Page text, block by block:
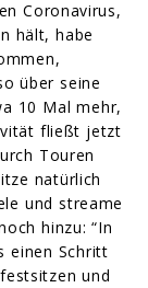
Coronavirus,
hält, habe
über seine
10 Mal mehr,
fließt jetzt
Touren
natürlich
und streame
hinzu: “In
einen Schritt
und